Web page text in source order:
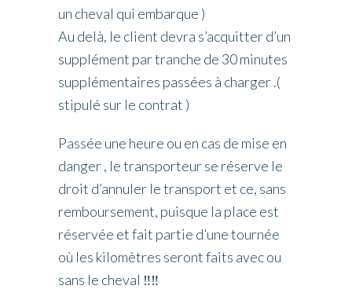
un cheval qui embarque )
Au delà, le client devra s’acquitter d’un
supplément par tranche de 30 minutes
supplémentaires passées à charger .(
stipulé sur le contrat )
Passée une heure ou en cas de mise en
danger , le transporteur se réserve le
droit d’annuler le transport et ce, sans
remboursement, puisque la place est
réservée et fait partie d’une tournée
où les kilomètres seront faits avec ou
sans le cheval ‼️‼️